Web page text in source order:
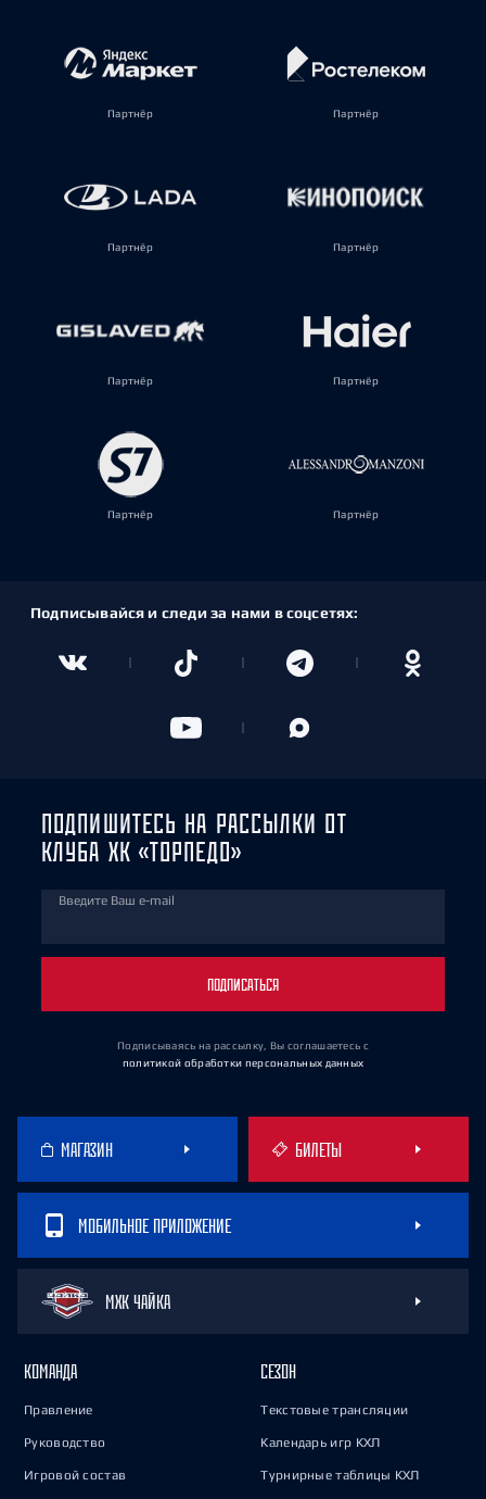
Партнёр Партнёр
Партнёр Партнёр
Партнёр Партнёр
Партнёр Партнёр
Подписывайся и следи за нами в соцсетях:
ПОДПИШИТЕСЬ НА РАССЫЛКИ ОТ
КЛУБА ХК «ТОРПЕДО»
Введите Ваш e-mail
ПОДПИСАТЬСЯ
Подписываясь на рассылку, Вы соглашаетесь с
политикой обработки персональных данных
МАГАЗИН БИЛЕТЫ
МОБИЛЬНОЕ ПРИЛОЖЕНИЕ
МХК ЧАЙКА
КОМАНДА
Правление
Руководство
Игровой состав
СЕЗОН
Текстовые трансляции
Календарь игр КХЛ
Турнирные таблицы КХЛ